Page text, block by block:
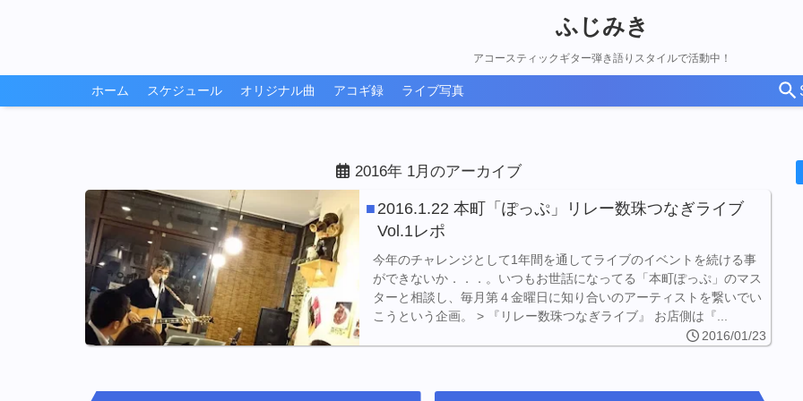
ふじみき
アコースティックギター弾き語りスタイルで活動中！
ホーム スケジュール オリジナル曲 アコギ録 ライブ写真
2016年 1月のアーカイブ
2016.1.22 本町「ぽっぷ」リレー数珠つなぎライブ
Vol.1レポ
今年のチャレンジとして1年間を通してライブのイベントを続ける事
ができないか．．．。いつもお世話になってる「本町ぽっぷ」のマス
ターと相談し、毎月第４金曜日に知り合いのアーティストを繋いでい
こうという企画。 > 『リレー数珠つなぎライブ』 お店側は『...
2016/01/23